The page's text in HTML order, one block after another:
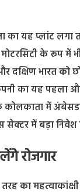
यह प्लांट लगा
के रूप में
दक्षिण भारत को
का यह पहला
कोलकाता में
में बड़ा निवेश
रोजगार
का